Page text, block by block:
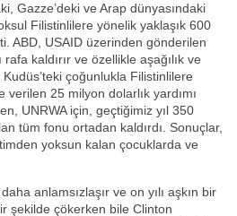
Gazze’deki ve Arap dünyasındaki
Filistinlilere yönelik yaklaşık 600
ABD, USAID üzerinden gönderilen
kaldırır ve özellikle aşağılık ve
çoğunlukla Filistinlilere
verilen 25 milyon dolarlık yardımı
UNRWA için, geçtiğimiz yıl 350
tüm fonu ortadan kaldırdı. Sonuçlar,
yoksun kalan çocuklarda ve
anlamsızlaşır ve on yılı aşkın bir
şekilde çökerken bile Clinton